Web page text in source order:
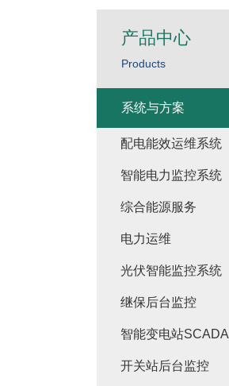
产品中心
Products
系统与方案
配电能效运维系统
智能电力监控系统
综合能源服务
电力运维
光伏智能监控系统
继保后台监控
智能变电站SCADA
开关站后台监控